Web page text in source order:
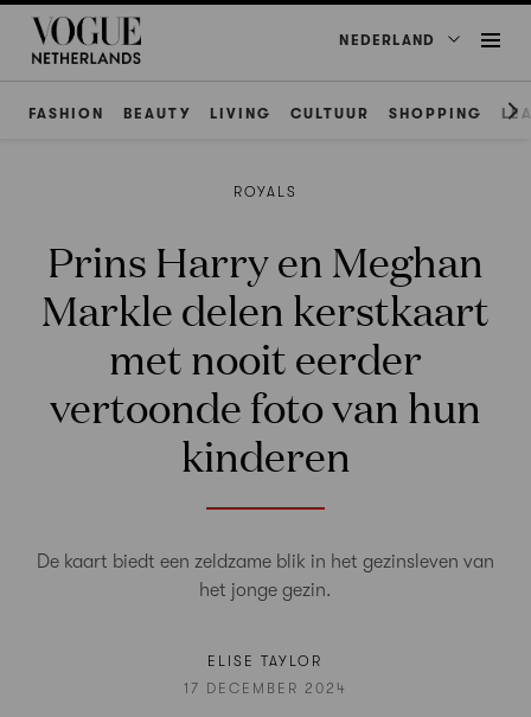
NEDERLAND
FASHION BEAUTY LIVING CULTUUR SHOPPING
ROYALS
Prins Harry en Meghan
Markle delen kerstkaart
met nooit eerder
vertoonde foto van hun
kinderen
De kaart biedt een zeldzame blik in het gezinsleven van
het jonge gezin.
ELISE TAYLOR
17 DECEMBER 2024